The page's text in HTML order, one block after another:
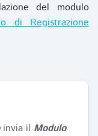
del modulo
di Registrazione
invia il Modulo